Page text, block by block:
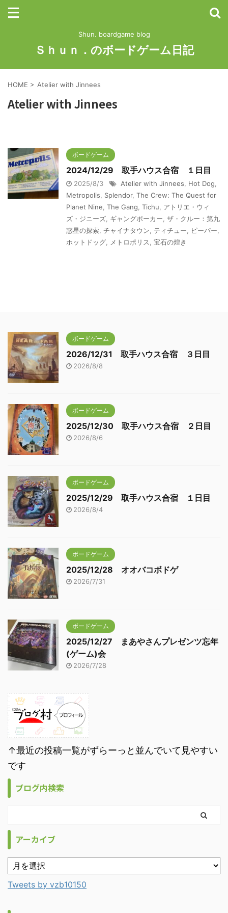
Shun. boardgame blog
Ｓｈｕｎ．のボードゲーム日記
HOME > Atelier with Jinnees
Atelier with Jinnees
ボードゲーム
2024/12/29 取手ハウス合宿 １日目
2025/8/3 Atelier with Jinnees Hot Dog
Metropolis
Splendor, The Crew: The Quest for
Planet Nine The Gang Tichu
アトリエ・ウィ
ズ・ジニーズ ギャングポーカー ザ・クルー：第九
惑星の探索 チャイナタウン ティチュー ピーパー
ホットドッグ
メトロポリス 宝石の煌き
ボードゲーム
2026/12/31 取手ハウス合宿 ３日目
2026/8/8
ボードゲーム
2025/12/30 取手ハウス合宿 ２日目
2026/8/6
ボードゲーム
2025/12/29 取手ハウス合宿 １日目
2026/8/4
ボードゲーム
2025/12/28 オオバコボドゲ
2026/7/31
ボードゲーム
2025/12/27 まあやさんプレゼンツ忘年
(ゲーム)会
2026/7/28
↑最近の投稿一覧がずらーっと並んでいて見やすい
です
ブログ内検索
アーカイブ
Tweets by vzb10150